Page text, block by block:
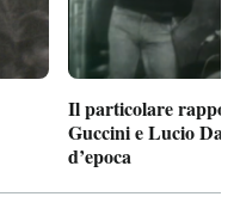
Il particolare
Guccini e Lucio
d’epoca